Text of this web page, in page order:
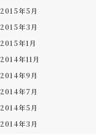
2015年5月
2015年3月
2015年1月
2014年11月
2014年9月
2014年7月
2014年5月
2014年3月